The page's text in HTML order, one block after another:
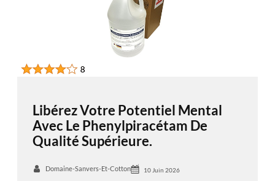
Libérez Votre Potentiel Mental
Avec Le Phenylpiracétam De
Qualité Supérieure.
Domaine-Sanvers-Et-Cotton 10 Juin 2026